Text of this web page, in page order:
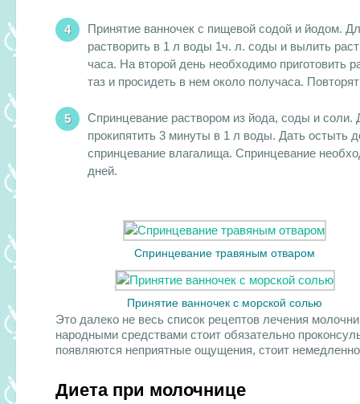
Принятие ванночек с пищевой содой и йодом.
растворить в 1 л воды 1ч. л. соды и вылить
часа. На второй день необходимо приготовить
таз и просидеть в нем около получаса.
Спринцевание раствором из йода, соды и соли.
прокипятить 3 минуты в 1 л воды. Дать остыть
спринцевание влагалища. Спринцевание
дней.
Спринцевание травяным отваром
Принятие ванночек с морской солью
Это далеко не весь список рецептов лечения
народными средствами стоит обязательно
появляются неприятные ощущения, стоит
Диета при молочнице